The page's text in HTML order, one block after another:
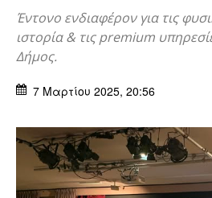
Έντονο ενδιαφέρον για τις
ιστορία & τις premium
Δήμος.
7 Μαρτίου 2025, 20:56